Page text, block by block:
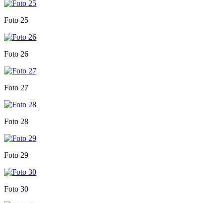
Foto 25
Foto 26
Foto 27
Foto 28
Foto 29
Foto 30